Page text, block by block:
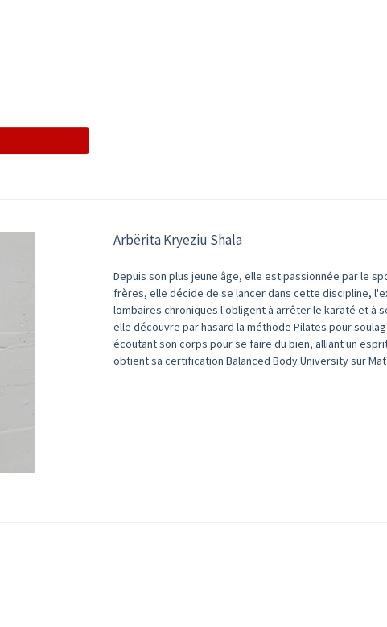
Arbërita Kryeziu Shala
Depuis son plus jeune âge, elle est passionnée par le
frères, elle décide de se lancer dans cette discipline,
lombaires chroniques l'obligent à arrêter le karaté et à
elle découvre par hasard la méthode Pilates pour
écoutant son corps pour se faire du bien, alliant un
obtient sa certification Balanced Body University sur